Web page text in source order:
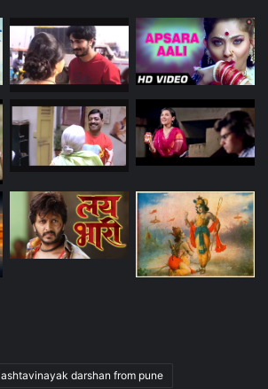
ashtavinayak darshan from pune